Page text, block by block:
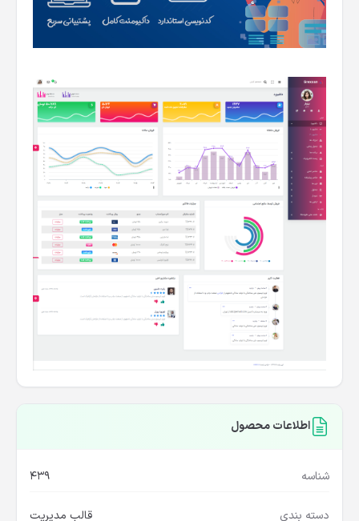
اطلاعات محصول
شناسه 439
دسته بندی قالب مدیریت